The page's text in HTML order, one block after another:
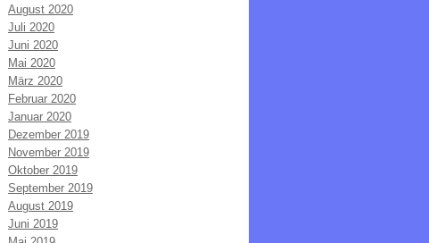
August 2020
Juli 2020
Juni 2020
Mai 2020
März 2020
Februar 2020
Januar 2020
Dezember 2019
November 2019
Oktober 2019
September 2019
August 2019
Juni 2019